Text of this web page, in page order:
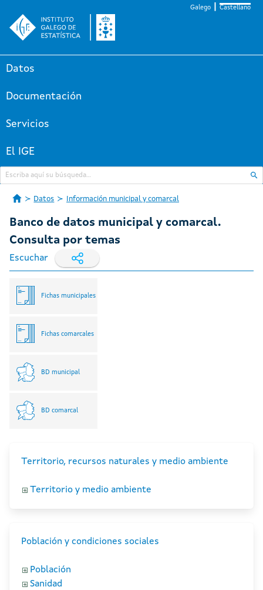
Galego Castellano
Datos
Documentación
Servicios
El IGE
Datos Información municipal y comarcal
Banco de datos municipal y comarcal.
Consulta por temas
Escuchar
Fichas municipales
Fichas comarcales
BD municipal
BD comarcal
Territorio, recursos naturales y medio ambiente
Territorio y medio ambiente
Población y condiciones sociales
Población
Sanidad